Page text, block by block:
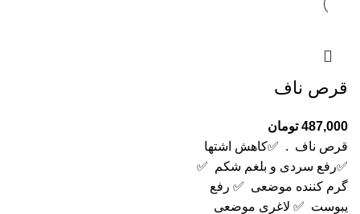
قرص ناف
487,000 تومان
قرص ناف . ✅کاهش اشتها
✅رفع سردی و بلغم شکم ✅
گرم کننده موضعی ✅ رفع
یبوست ✅ لاغری موضعی